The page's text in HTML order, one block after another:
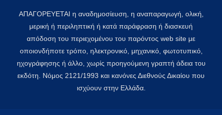
ΑΠΑΓΟΡΕΥΕΤΑΙ η αναδημοσίευση, η αναπαραγωγή, ολική,
μερική ή περιληπτική ή κατά παράφραση ή διασκευή
απόδοση του περιεχομένου του παρόντος web site με
οποιονδήποτε τρόπο, ηλεκτρονικό, μηχανικό, φωτοτυπικό,
ηχογράφησης ή άλλο, χωρίς προηγούμενη γραπτή άδεια του
εκδότη. Νόμος 2121/1993 και κανόνες Διεθνούς Δικαίου που
ισχύουν στην Ελλάδα.